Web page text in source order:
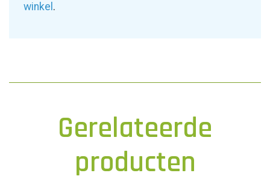
winkel .
Gerelateerde
producten